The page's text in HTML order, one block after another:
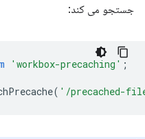
جستجو می کند:
'workbox-precaching' ;
( '/precached-